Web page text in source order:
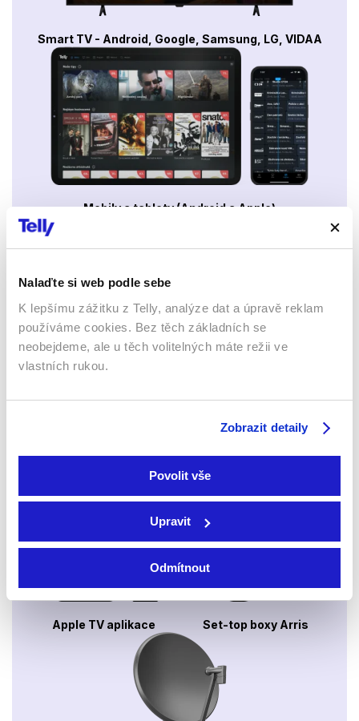
Nalaďte si web podle sebe
K lepšímu zážitku z Telly, analýze dat a úpravě reklam
používáme cookies. Bez těch základních se
neobejdeme, ale u těch volitelných máte režii ve
vlastních rukou.
Zobrazit detaily
Povolit vše
Upravit
Odmítnout
Smart TV - Android, Google, Samsung, LG, VIDAA
Mobily a tablety (Android a Apple)
Xbox app
Apple TV aplikace Set-top boxy Arris